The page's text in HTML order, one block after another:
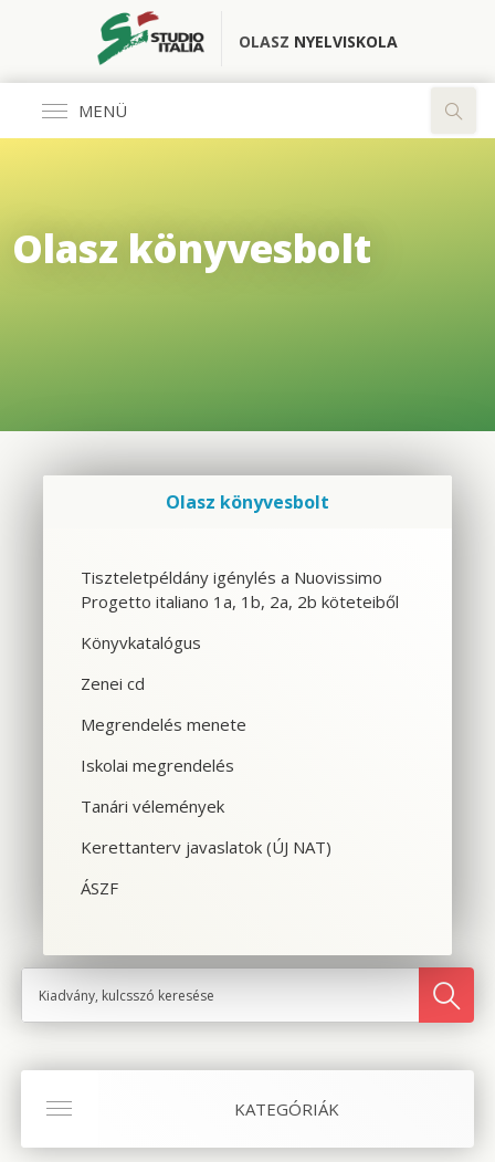
OLASZ NYELVISKOLA
MENÜ
CSOPORTOS NYELVTANFOLYAM
SPANYOL TANFOLYAM OLASZOSOKNAK
CILS NYELVVIZSGA
SZINTFELMÉRÉS
Olasz könyvesbolt
KATEGÓRIÁK
Olasz könyvesbolt
Tiszteletpéldány igénylés a Nuovissimo
Progetto italiano 1a, 1b, 2a, 2b köteteiből
Könyvkatalógus
Zenei cd
Megrendelés menete
Iskolai megrendelés
Tanári vélemények
Kerettanterv javaslatok (ÚJ NAT)
ÁSZF